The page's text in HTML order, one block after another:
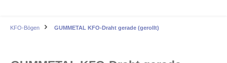
KFO-Bögen GUMMETAL KFO-Draht gerade (gerollt)